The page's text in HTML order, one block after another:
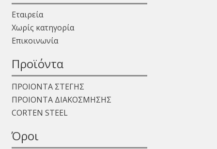
Εταιρεία
Χωρίς κατηγορία
Επικοινωνία
Προϊόντα
ΠΡΟΙΟΝΤΑ ΣΤΕΓΗΣ
ΠΡΟΙΟΝΤΑ ΔΙΑΚΟΣΜΗΣΗΣ
CORTEN STEEL
Όροι